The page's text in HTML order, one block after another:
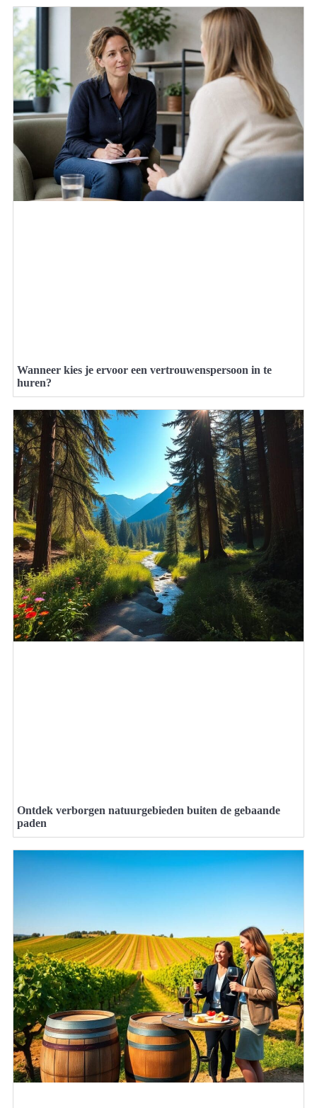
Wanneer kies je ervoor een vertrouwenspersoon in te
huren?
Ontdek verborgen natuurgebieden buiten de gebaande
paden